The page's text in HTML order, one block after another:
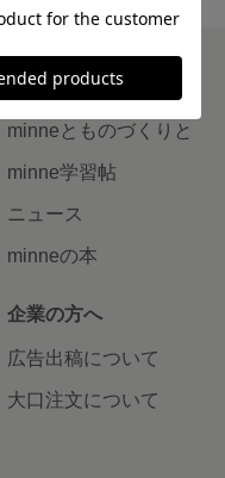
読みもの
minneとものづくりと
minne学習帖
ニュース
minneの本
企業の方へ
広告出稿について
大口注文について